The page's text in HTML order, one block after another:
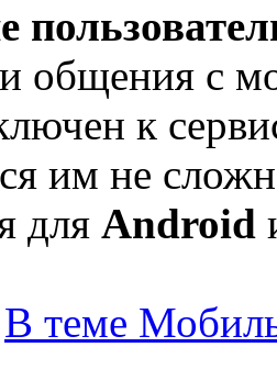
общения с
к
им не
для Android
В теме